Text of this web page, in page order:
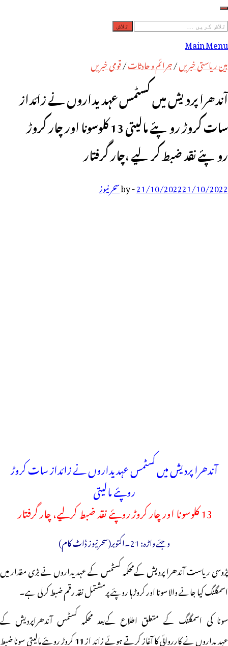
تلاش
کریں
برائے:
Main Menu
بین ریاستی خبریں/جرائم و حادثات/قومی خبریں
آندھرا پردیش میں کسٹمس عہدیداروں نے زائداز
سات کروڑ روپئے مالیتی 13 کلوسونا اور چار کروڑ
روپئے نقد ضبط کرلیے ،چار گرفتار
21/10/202221/10/2022
-
byسحر نیوز
آندھرا پردیش میں کسٹمس عہدیداروں نے زائداز سات کروڑ
روپئے مالیتی
13 کلوسونا اور چار کروڑ روپئے نقد ضبط کرلیے، چار گرفتار
وجئے واڑہ: 21۔اکتوبر(سحرنیوز ڈاٹ کام)
پڑوسی ریاست آندھرا پردیش کےمحکمہ کسٹمس کے عہدیداروں نے بڑی مقدار میں
اسمگلنگ کیا جانے والا سونا اور کروڑہا روپئے پرمشتمل نقد رقم ضبط کرلی ہے۔
سونا کی اسمگلنگ کے متعلق اطلاع کےبعد محکمہ کسٹمس آندھراپردیش کے
عہدیداروں نے کارروائی کا آغاز کرتے ہوئے زائد از11کروڑ روپئے مالیتی سونا ضبط